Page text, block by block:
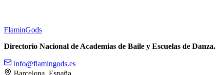
FlaminGods
Directorio Nacional de Academias de Baile y Escuelas de Danza.
info@flamingods.es